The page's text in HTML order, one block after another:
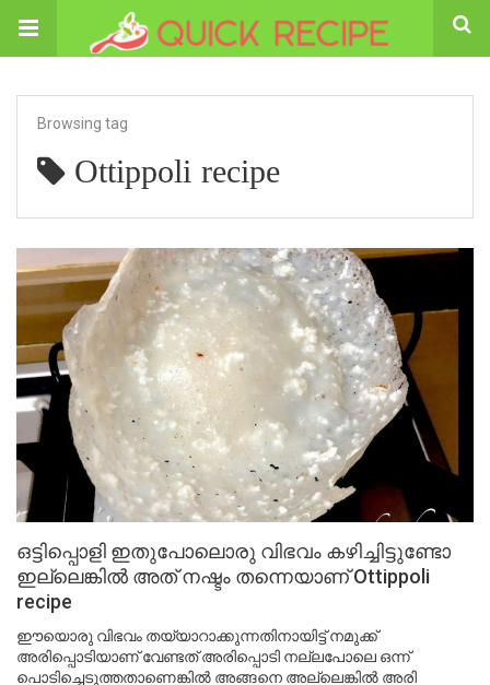
Browsing tag
Ottippoli recipe
ഒട്ടിപ്പൊളി ഇതുപോലൊരു വിഭവം കഴിച്ചിട്ടുണ്ടോ
ഇല്ലെങ്കിൽ അത് നഷ്ടം തന്നെയാണ് Ottippoli
recipe
ഈയൊരു വിഭവം തയ്യാറാക്കുന്നതിനായിട്ട് നമുക്ക്
അരിപ്പൊടിയാണ് വേണ്ടത് അരിപ്പൊടി നല്ലപോലെ ഒന്ന്
പൊടിച്ചെടുത്തതാണെങ്കിൽ അങ്ങനെ അല്ലെങ്കിൽ അരി